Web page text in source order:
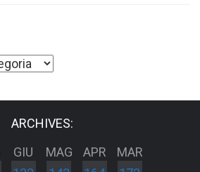
ARCHIVES:
GIU
MAG
APR
MAR